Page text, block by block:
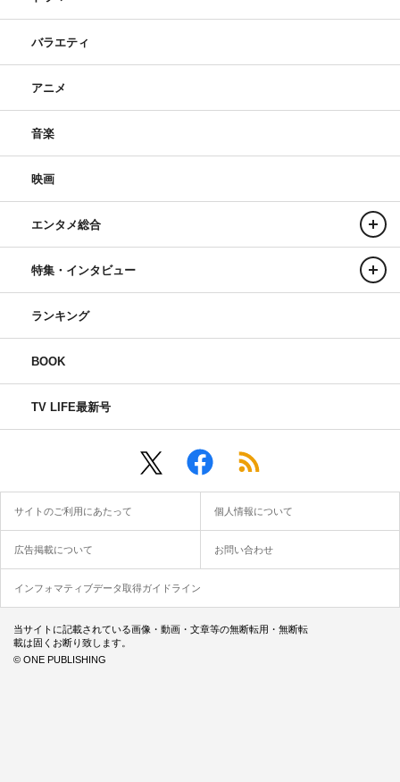
バラエティ
アニメ
音楽
映画
エンタメ総合
特集・インタビュー
ランキング
BOOK
TV LIFE最新号
サイトのご利用にあたって 個人情報について
広告掲載について お問い合わせ
インフォマティブデータ取得ガイドライン
当サイトに記載されている画像・動画・文章等の無断転用・無断転
載は固くお断り致します。
© ONE PUBLISHING